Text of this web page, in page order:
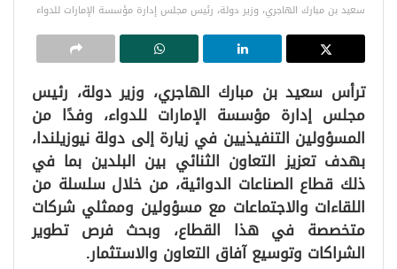
سعيد بن مبارك الهاجري، وزير دولة، رئيس مجلس إدارة مؤسسة الإمارات للدواء
ترأس سعيد بن مبارك الهاجري، وزير دولة، رئيس
مجلس إدارة مؤسسة الإمارات للدواء، وفدًا من
المسؤولين التنفيذيين في زيارة إلى دولة نيوزيلندا،
بهدف تعزيز التعاون الثنائي بين البلدين بما في
ذلك قطاع الصناعات الدوائية، من خلال سلسلة من
اللقاءات والاجتماعات مع مسؤولين وممثلي شركات
متخصصة في هذا القطاع، وبحث فرص تطوير
الشراكات وتوسيع آفاق التعاون والاستثمار.